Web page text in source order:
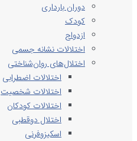
دوران بارداری
کودک
ازدواج
اختلالات نشانه جسمی
اختلال‌های روان‌شناختی
اختلالات اضطرابی
اختلالات شخصیت
اختلالات کودکان
اختلال دوقطبی
اسکیزوفرنی